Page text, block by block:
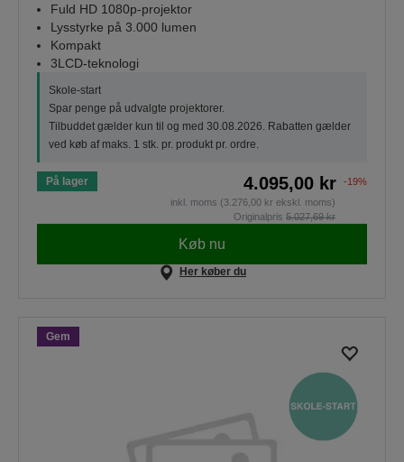
Fuld HD 1080p-projektor
Lysstyrke på 3.000 lumen
Kompakt
3LCD-teknologi
Skole-start
Spar penge på udvalgte projektorer.
Tilbuddet gælder kun til og med 30.08.2026. Rabatten gælder
ved køb af maks. 1 stk. pr. produkt pr. ordre.
På lager 4.095,00 kr
-19%
inkl. moms (3.276,00 kr ekskl. moms)
Originalpris 5.027,69 kr
Køb nu
Her køber du
Gem